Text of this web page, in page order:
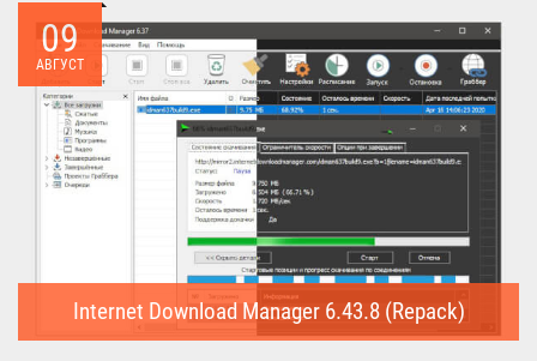
09
АВГУСТ
Internet Download Manager 6.43.8 (Repack)